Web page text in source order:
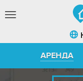
АРЕНДА